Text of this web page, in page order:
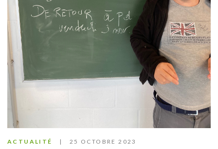
ACTUALITÉ 25 OCTOBRE 2023